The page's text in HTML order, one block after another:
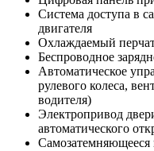
Система доступа в
двигателя
Охлаждаемый
Беспроводное
Автоматическое
рулевого колеса,
водителя)
Электропривод
автоматического
Самозатемняющееся